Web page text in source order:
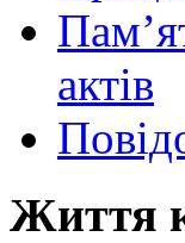
актів
Життя